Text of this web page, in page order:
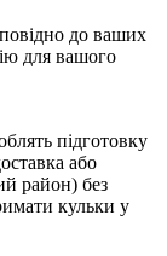
до ваших
для вашого
підготовку
або
район) без
кульки у